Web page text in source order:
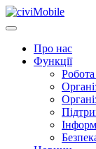
Про нас
Функції